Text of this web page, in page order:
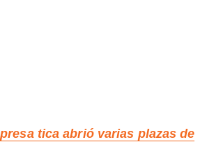
tica abrió varias plazas de